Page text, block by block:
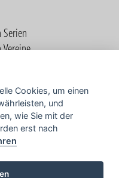
Serien
Vereine
TV
Cookies, um einen
und
wie Sie mit der
erst nach